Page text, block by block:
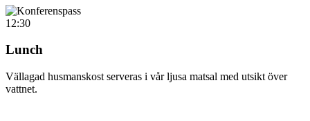
12:30
Lunch
Vällagad husmanskost serveras i vår ljusa matsal med utsikt över
vattnet.